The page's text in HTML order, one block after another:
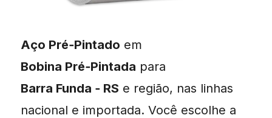
Aço Pré‑Pintado em
Bobina Pré‑Pintada para
Barra Funda ‑ RS e região, nas linhas
nacional e importada. Você escolhe a